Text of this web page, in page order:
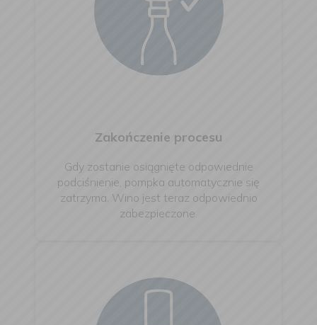
Zakończenie procesu
Gdy zostanie osiągnięte odpowiednie
podciśnienie, pompka automatycznie się
zatrzyma. Wino jest teraz odpowiednio
zabezpieczone.